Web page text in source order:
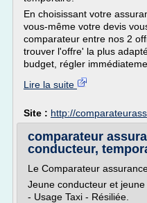
En choisissant votre
vous-même votre devis
comparateur entre nos 2
trouver l'offre' la plus
budget, régler
Lire la suite
Site : http://
comparateur
conducteur,
Le Comparateur
Jeune conducteur et
- Usage Taxi - Résiliée.